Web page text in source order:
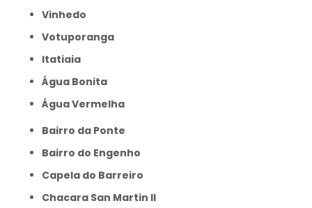
Vinhedo
Votuporanga
itatiaia
Água Bonita
Água Vermelha
Bairro da Ponte
Bairro do Engenho
Capela do Barreiro
Chacara San Martin II